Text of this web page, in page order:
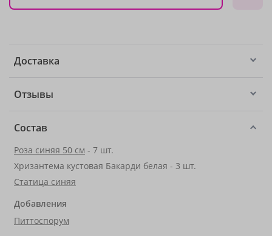
Доставка
Отзывы
Состав
Роза синяя 50 см - 7 шт.
Хризантема кустовая Бакарди белая - 3 шт.
Статица синяя
Добавления
Питтоспорум